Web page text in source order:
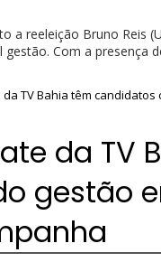
a reeleição Bruno Reis
Com a presença
TV Bahia têm
da TV
gestão